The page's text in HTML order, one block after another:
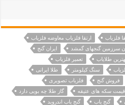
فلزیاب
ارتقا فلزیاب معاوضه فلزیاب
سرزمین گنجهای گمشد
ایران گنج
طلایاب
تعمیر فلزیاب
سنگ کیلومتر
طلا ایرانی
فروش گنج
فلزیاب تصویری
قیمت سکه های عتیقه
گاز طلا چه بویی دارد
گنج یاب
گنج یاب اندروید